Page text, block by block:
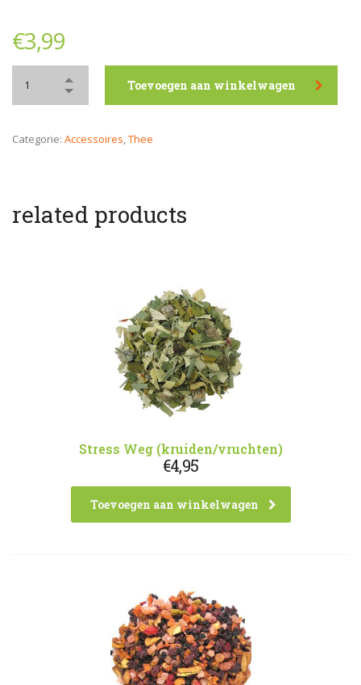
€3,99
Toevoegen aan winkelwagen
Categorie: Accessoires,Thee
related products
Stress Weg (kruiden/vruchten)
€4,95
Toevoegen aan winkelwagen